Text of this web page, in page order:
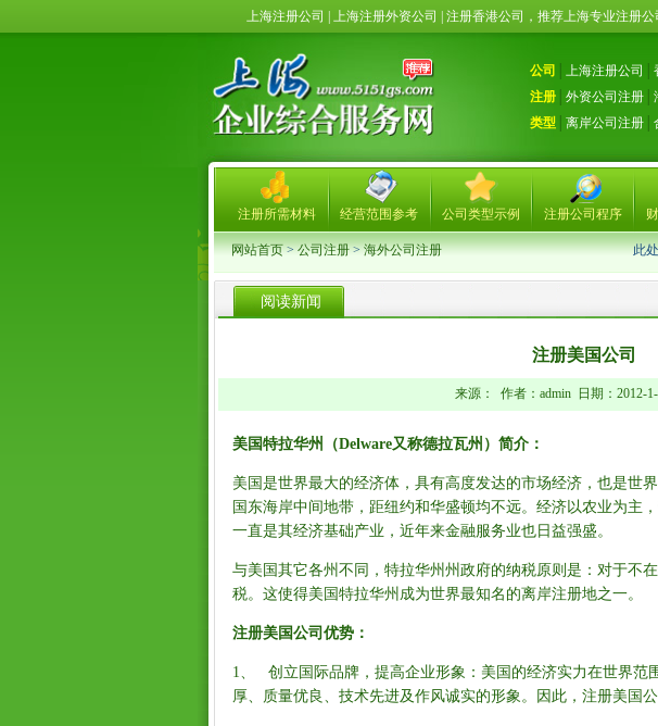
上海注册公司 | 上海注册外资公司 | 注册香港公司，推荐上海专业
公司 上海注册公司
注册
外资公司注册
类型
离岸公司注册
注册所需材料 经营范围参考 公司类型示例 注册公司程序
网站首页>公司注册>海外公司注册 此
阅读新闻
注册美国公司
来源： 作者：admin 日期：2012-1-
美国特拉华州（Delware又称德拉瓦州）简介：
美国是世界最大的经济体，具有高度发达的市场经济，也是世
国东海岸中间地带，距纽约和华盛顿均不远。经济以农业为主
一直是其经济基础产业，近年来金融服务业也日益强盛。
与美国其它各州不同，特拉华州州政府的纳税原则是：对于不
税。这使得美国特拉华州成为世界最知名的离岸注册地之一。
注册美国公司优势：
1、 创立国际品牌，提高企业形象：美国的经济实力在世界范
厚、质量优良、技术先进及作风诚实的形象。因此，注册美国